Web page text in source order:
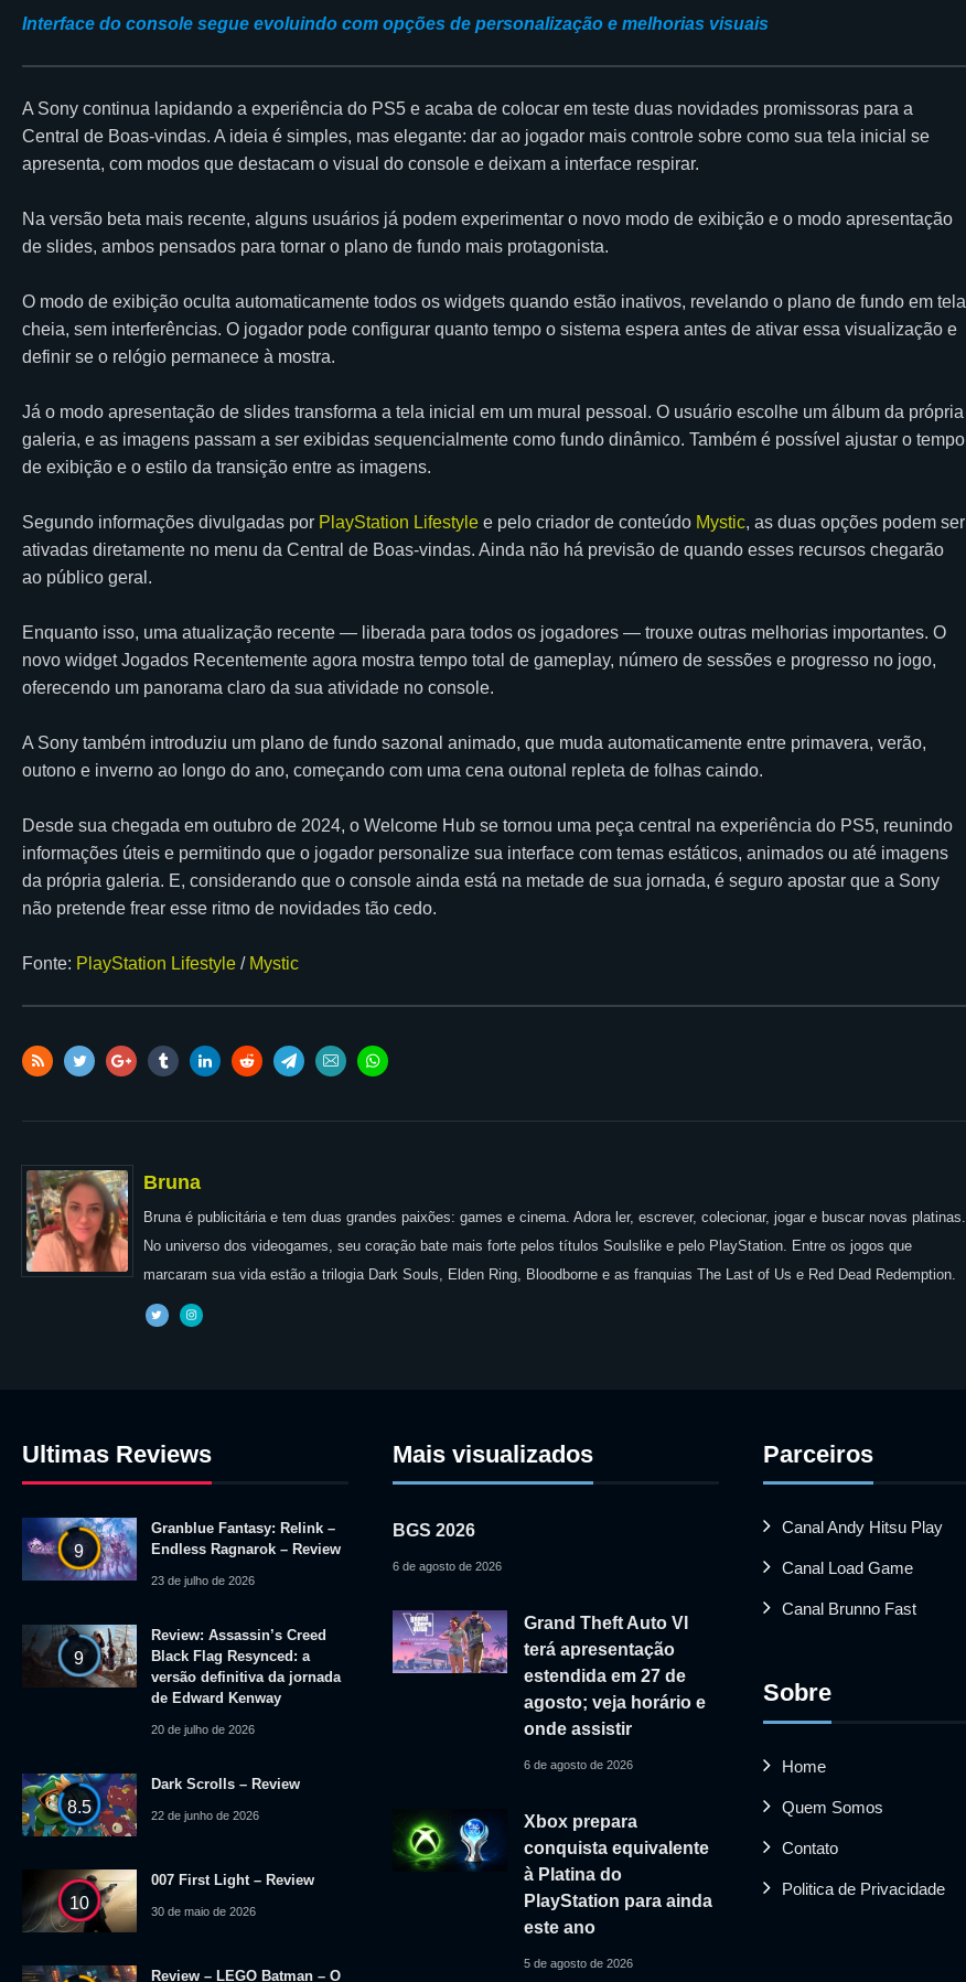
Interface do console segue evoluindo com opções de personalização e melhorias visuais
A Sony continua lapidando a experiência do PS5 e acaba de colocar em teste duas novidades promissoras para a
Central de Boas-vindas. A ideia é simples, mas elegante: dar ao jogador mais controle sobre como sua tela inicial se
apresenta, com modos que destacam o visual do console e deixam a interface respirar.
Na versão beta mais recente, alguns usuários já podem experimentar o novo modo de exibição e o modo apresentação
de slides, ambos pensados para tornar o plano de fundo mais protagonista.
O modo de exibição oculta automaticamente todos os widgets quando estão inativos, revelando o plano de fundo em tela
cheia, sem interferências. O jogador pode configurar quanto tempo o sistema espera antes de ativar essa visualização e
definir se o relógio permanece à mostra.
Já o modo apresentação de slides transforma a tela inicial em um mural pessoal. O usuário escolhe um álbum da própria
galeria, e as imagens passam a ser exibidas sequencialmente como fundo dinâmico. Também é possível ajustar o tempo
de exibição e o estilo da transição entre as imagens.
Segundo informações divulgadas por PlayStation Lifestyle e pelo criador de conteúdo Mystic, as duas opções podem ser
ativadas diretamente no menu da Central de Boas-vindas. Ainda não há previsão de quando esses recursos chegarão
ao público geral.
Enquanto isso, uma atualização recente — liberada para todos os jogadores — trouxe outras melhorias importantes. O
novo widget Jogados Recentemente agora mostra tempo total de gameplay, número de sessões e progresso no jogo,
oferecendo um panorama claro da sua atividade no console.
A Sony também introduziu um plano de fundo sazonal animado, que muda automaticamente entre primavera, verão,
outono e inverno ao longo do ano, começando com uma cena outonal repleta de folhas caindo.
Desde sua chegada em outubro de 2024, o Welcome Hub se tornou uma peça central na experiência do PS5, reunindo
informações úteis e permitindo que o jogador personalize sua interface com temas estáticos, animados ou até imagens
da própria galeria. E, considerando que o console ainda está na metade de sua jornada, é seguro apostar que a Sony
não pretende frear esse ritmo de novidades tão cedo.
Fonte: PlayStation Lifestyle / Mystic
Bruna
Bruna é publicitária e tem duas grandes paixões: games e cinema. Adora ler, escrever, colecionar, jogar e buscar novas platinas.
No universo dos videogames, seu coração bate mais forte pelos títulos Soulslike e pelo PlayStation. Entre os jogos que
marcaram sua vida estão a trilogia Dark Souls, Elden Ring, Bloodborne e as franquias The Last of Us e Red Dead Redemption.
Ultimas Reviews
9
Granblue Fantasy: Relink –
Endless Ragnarok – Review
23 de julho de 2026
9
Review: Assassin’s Creed
Black Flag Resynced: a
versão definitiva da jornada
de Edward Kenway
20 de julho de 2026
8.5
Dark Scrolls – Review
22 de junho de 2026
10
007 First Light – Review
30 de maio de 2026
Review – LEGO Batman – O
Mais visualizados
BGS 2026
6 de agosto de 2026
Grand Theft Auto VI
terá apresentação
estendida em 27 de
agosto; veja horário e
onde assistir
6 de agosto de 2026
Xbox prepara
conquista equivalente
à Platina do
PlayStation para ainda
este ano
5 de agosto de 2026
Parceiros
Canal Andy Hitsu Play
Canal Load Game
Canal Brunno Fast
Sobre
Home
Quem Somos
Contato
Politica de Privacidade